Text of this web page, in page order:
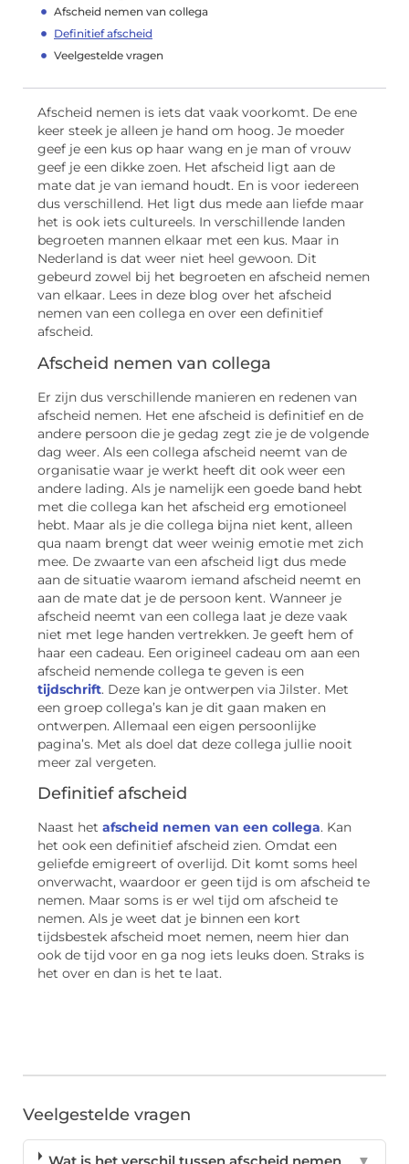
Afscheid nemen van collega
Definitief afscheid
Veelgestelde vragen
Afscheid nemen is iets dat vaak voorkomt. De ene
keer steek je alleen je hand om hoog. Je moeder
geef je een kus op haar wang en je man of vrouw
geef je een dikke zoen. Het afscheid ligt aan de
mate dat je van iemand houdt. En is voor iedereen
dus verschillend. Het ligt dus mede aan liefde maar
het is ook iets cultureels. In verschillende landen
begroeten mannen elkaar met een kus. Maar in
Nederland is dat weer niet heel gewoon. Dit
gebeurd zowel bij het begroeten en afscheid nemen
van elkaar. Lees in deze blog over het afscheid
nemen van een collega en over een definitief
afscheid.
Afscheid nemen van collega
Er zijn dus verschillende manieren en redenen van
afscheid nemen. Het ene afscheid is definitief en de
andere persoon die je gedag zegt zie je de volgende
dag weer. Als een collega afscheid neemt van de
organisatie waar je werkt heeft dit ook weer een
andere lading. Als je namelijk een goede band hebt
met die collega kan het afscheid erg emotioneel
hebt. Maar als je die collega bijna niet kent, alleen
qua naam brengt dat weer weinig emotie met zich
mee. De zwaarte van een afscheid ligt dus mede
aan de situatie waarom iemand afscheid neemt en
aan de mate dat je de persoon kent. Wanneer je
afscheid neemt van een collega laat je deze vaak
niet met lege handen vertrekken. Je geeft hem of
haar een cadeau. Een origineel cadeau om aan een
afscheid nemende collega te geven is een
tijdschrift. Deze kan je ontwerpen via Jilster. Met
een groep collega’s kan je dit gaan maken en
ontwerpen. Allemaal een eigen persoonlijke
pagina’s. Met als doel dat deze collega jullie nooit
meer zal vergeten.
Definitief afscheid
Naast het afscheid nemen van een collega. Kan
het ook een definitief afscheid zien. Omdat een
geliefde emigreert of overlijd. Dit komt soms heel
onverwacht, waardoor er geen tijd is om afscheid te
nemen. Maar soms is er wel tijd om afscheid te
nemen. Als je weet dat je binnen een kort
tijdsbestek afscheid moet nemen, neem hier dan
ook de tijd voor en ga nog iets leuks doen. Straks is
het over en dan is het te laat.
Veelgestelde vragen